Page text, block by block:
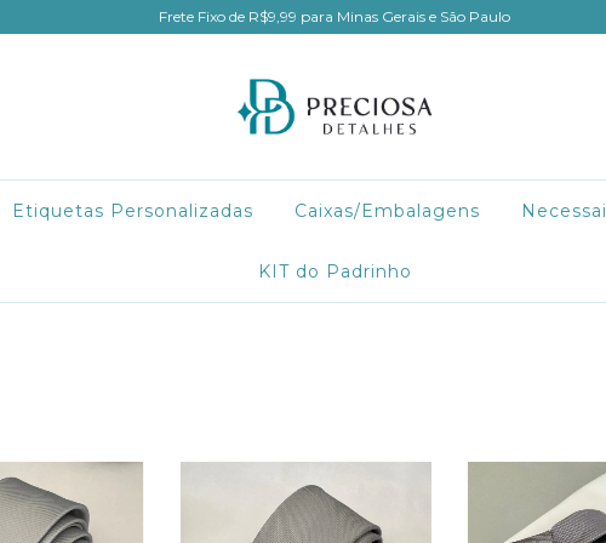
Frete Fixo de R$9,99 para Minas Gerais e São Paulo
Etiquetas Personalizadas Caixas/Embalagens
KIT do Padrinho